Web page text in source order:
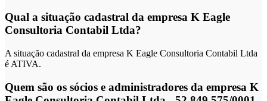
Qual a situação cadastral da empresa K Eagle
Consultoria Contabil Ltda?
A situação cadastral da empresa K Eagle Consultoria Contabil Ltda
é ATIVA.
Quem são os sócios e administradores da empresa K